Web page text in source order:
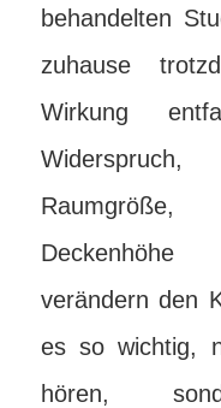
behandelten
zuhause
Wirkung
Raumgröße,
verändern den
es so wichtig,
hören,